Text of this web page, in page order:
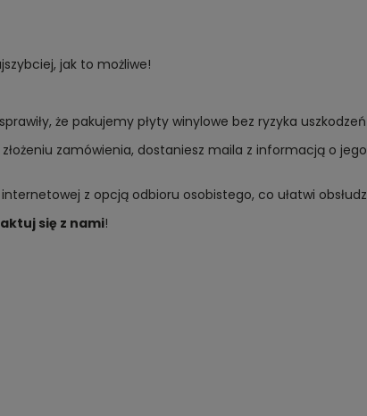
jak to możliwe!
że pakujemy płyty winylowe bez ryzyka uszkodzeń
zamówienia, dostaniesz maila z informacją o
z opcją odbioru osobistego, co ułatwi
się z nami!